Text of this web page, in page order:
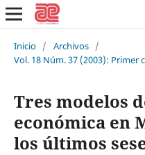
Inicio / Archivos /
Vol. 18 Núm. 37 (2003): Primer
Tres modelos
económica en
los últimos